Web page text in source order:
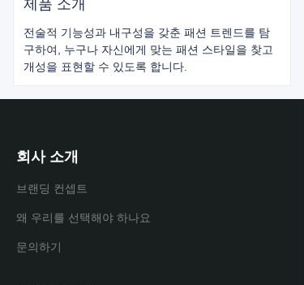
제품 소개
전술적 기능성과 내구성을 갖춘 패션 트렌드를 탐
구하여, 누구나 자신에게 맞는 패션 스타일을 찾고
개성을 표현할 수 있도록 합니다.
회사 소개
브랜딩 컨셉트
왜 우리를 선택해야 하나요
문의하기